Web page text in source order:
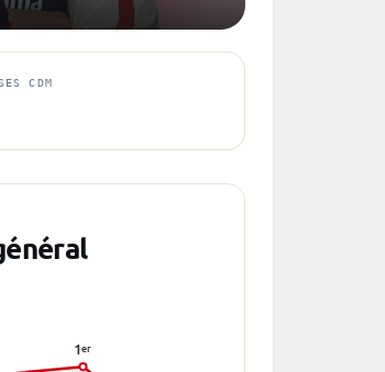
CDM
1er